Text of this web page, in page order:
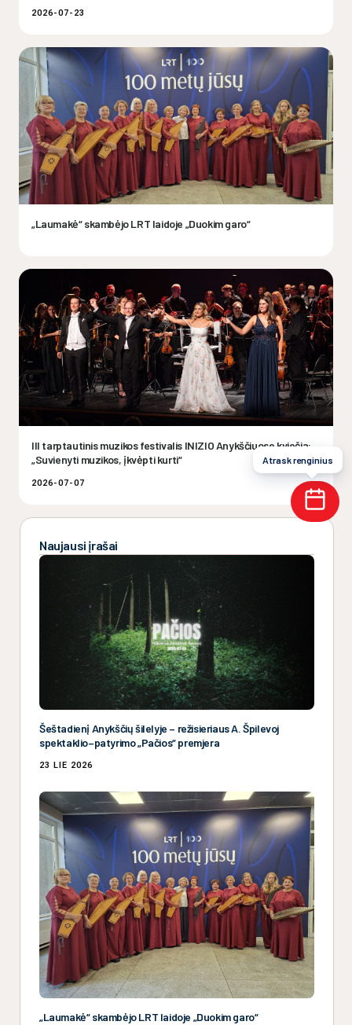
2026-07-23
„Laumakė“ skambėjo LRT laidoje „Duokim garo“
III tarptautinis muzikos festivalis INIZIO Anykščiuose kviečia:
„Suvienyti muzikos, įkvėpti kurti“
2026-07-07
Naujausi įrašai
Šeštadienį Anykščių šilelyje – režisieriaus A. Špilevoj
spektaklio–patyrimo „Pačios“ premjera
23 LIE 2026
„Laumakė“ skambėjo LRT laidoje „Duokim garo“
Atrask renginius